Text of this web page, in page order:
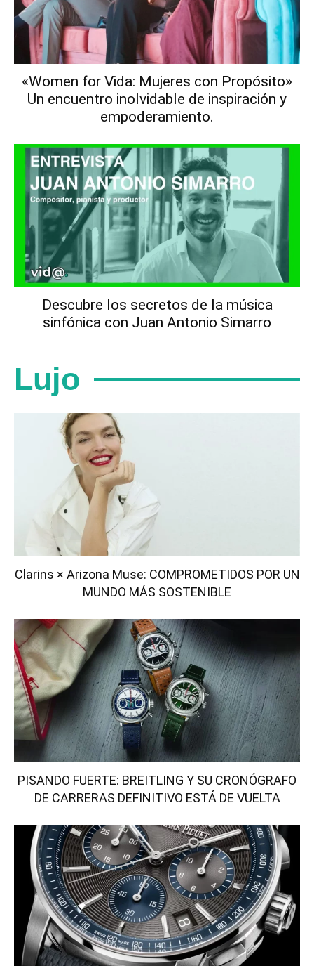
«Women for Vida: Mujeres con Propósito»
Un encuentro inolvidable de inspiración y
empoderamiento.
Descubre los secretos de la música
sinfónica con Juan Antonio Simarro
Lujo
Clarins × Arizona Muse: COMPROMETIDOS POR UN
MUNDO MÁS SOSTENIBLE
PISANDO FUERTE: BREITLING Y SU CRONÓGRAFO
DE CARRERAS DEFINITIVO ESTÁ DE VUELTA